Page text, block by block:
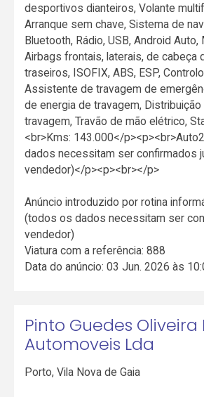
desportivos dianteiros, Volante
Arranque sem chave, Sistema de
Bluetooth, Rádio, USB, Android Auto,
Airbags frontais, laterais, de cabeça
traseiros, ISOFIX, ABS, ESP,
Assistente de travagem de
de energia de travagem,
travagem, Travão de mão elétrico,
<br>Kms: 143.000</
dados necessitam ser confirmados
vendedor)</p><p><br></p>
Anúncio introduzido por rotina
(todos os dados necessitam ser
vendedor)
Viatura com a referência: 888
Data do anúncio: 03 Jun. 2026 às
Pinto Guedes Oliveira
Automoveis Lda
Porto,Vila Nova de Gaia